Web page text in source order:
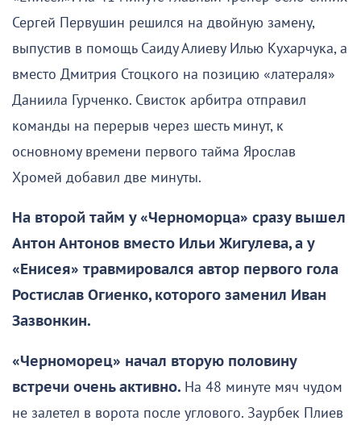
Сергей Первушин решился на двойную замену,
выпустив в помощь Саиду Алиеву Илью Кухарчука, а
вместо Дмитрия Стоцкого на позицию «латераля»
Даниила Гурченко. Свисток арбитра отправил
команды на перерыв через шесть минут, к
основному времени первого тайма Ярослав
Хромей добавил две минуты.
На второй тайм у «Черноморца» сразу вышел
Антон Антонов вместо Ильи Жигулева, а у
«Енисея» травмировался автор первого гола
Ростислав Огиенко, которого заменил Иван
Зазвонкин.
«Черноморец» начал вторую половину
встречи очень активно. На 48 минуте мяч чудом
не залетел в ворота после углового. Заурбек Плиев